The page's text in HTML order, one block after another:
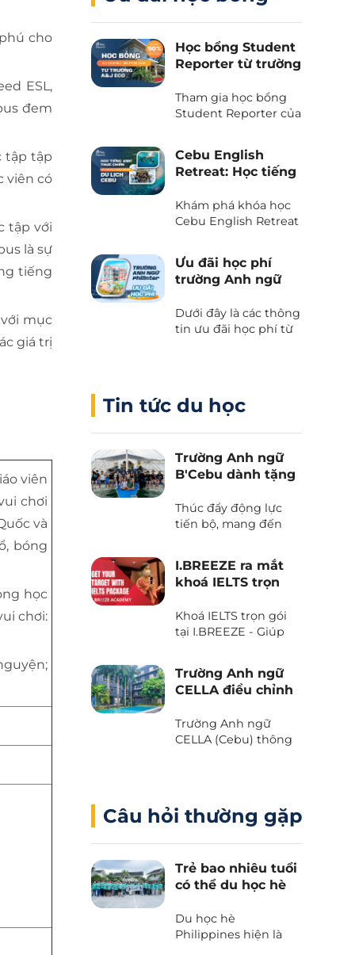
cho
ESL,
đem
tập tập
viên có
tập với
là sự
tiếng
mục
giá trị
viên
chơi
và
bóng
học
chơi:
Học bổng Student
Reporter từ trường
50% học phí và chi
phí ăn ở
Tham gia học bổng
Student Reporter của
trình độc quyền chỉ
có tại Phil English -
học phí, tiết kiệm tối
đa khi du học.
Cebu English
Retreat: Học tiếng
lịch trải nghiệm
tại thiên đường
Khám phá khóa học
Cebu English Retreat
kết giữa Cebu Blue
Ocean Academy và
Phil English – Học
kết hợp du lịch, và
trải nghiệm văn hóa
Ưu đãi học phí
trường Anh ngữ
Dưới đây là các thông
tin ưu đãi học phí từ
Tin tức du học
Trường Anh ngữ
B'Cebu dành tặng
Island Day”
Thúc đẩy động lực
tiến bộ, mang đến
văn hoá và tận hưởng
thiên nhiên tươi đẹp
của biển trời Cebu
Island Day” do trường
Anh ngữ B’Cebu
sẵn sàng chưa?
I.BREEZE ra mắt
khoá IELTS trọn
Khoá IELTS trọn gói
tại I.BREEZE - Giúp
Trường Anh ngữ
CELLA điều chỉnh
học phí 2025
Trường Anh ngữ
CELLA (Cebu) thông
Câu hỏi thường gặp
Trẻ bao nhiêu tuổi
có thể du học hè
Du học hè
Philippines hiện là